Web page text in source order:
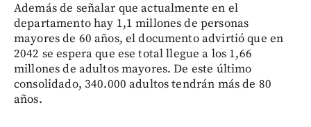
Además de señalar que actualmente en el
departamento hay 1,1 millones de personas
mayores de 60 años, el documento advirtió que en
2042 se espera que ese total llegue a los 1,66
millones de adultos mayores. De este último
consolidado, 340.000 adultos tendrán más de 80
años.